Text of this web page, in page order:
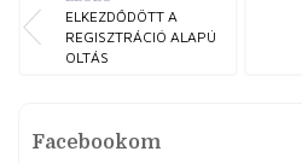
ELKEZDŐDÖTT A
REGISZTRÁCIÓ ALAPÚ
OLTÁS
Facebookom